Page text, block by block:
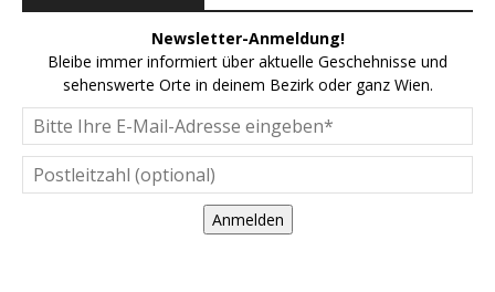
Newsletter-Anmeldung!
Bleibe immer informiert über aktuelle Geschehnisse und
sehenswerte Orte in deinem Bezirk oder ganz Wien.
Anmelden